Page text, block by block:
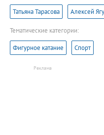
Татьяна Тарасова Алексей
Тематические категории:
Фигурное катание Спорт